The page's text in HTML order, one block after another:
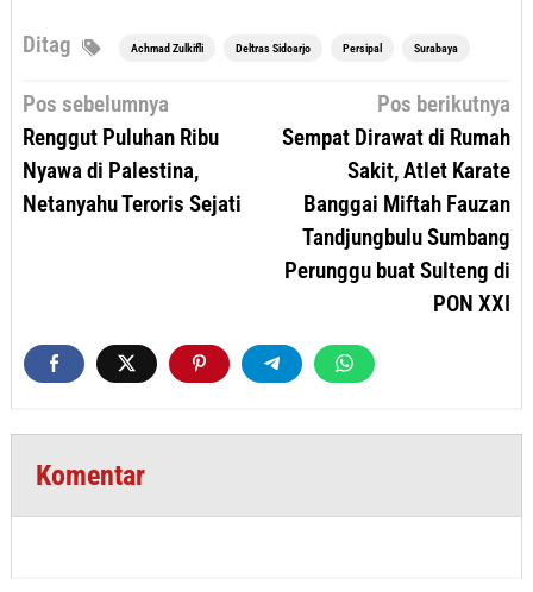
Ditag Achmad Zulkifli Deltras Sidoarjo Persipal Surabaya
Navigasi
Pos sebelumnya
Renggut Puluhan Ribu
Nyawa di Palestina,
Netanyahu Teroris Sejati
Pos berikutnya
Sempat Dirawat di Rumah
Sakit, Atlet Karate
Banggai Miftah Fauzan
Tandjungbulu Sumbang
Perunggu buat Sulteng di
PON XXI
Komentar